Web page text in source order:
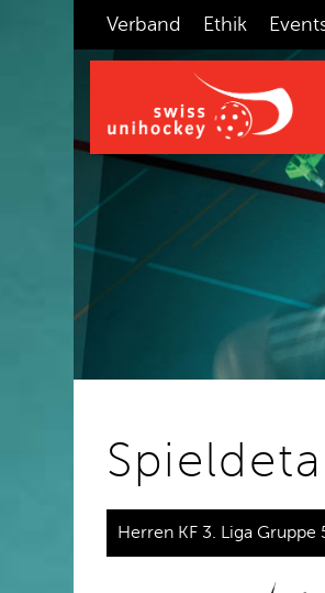
Verband Ethik
Herren KF 3. Liga